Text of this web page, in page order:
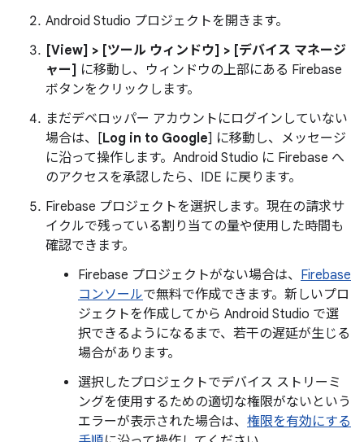
Android Studio プロジェクトを開きます。
[View] > [ツール ウィンドウ] > [デバイス マネージ
ャー] に移動し、ウィンドウの上部にある Firebase
ボタンをクリックします。
まだデベロッパー アカウントにログインしていない
場合は、[Log in to Google] に移動し、メッセージ
に沿って操作します。Android Studio に Firebase へ
のアクセスを承認したら、IDE に戻ります。
Firebase プロジェクトを選択します。現在の請求サ
イクルで残っている割り当ての量や使用した時間も
確認できます。
Firebase プロジェクトがない場合は、 Firebase
コンソールで無料で作成できます。新しいプロ
ジェクトを作成してから Android Studio で選
択できるようになるまで、若干の遅延が生じる
場合があります。
選択したプロジェクトでデバイス ストリーミ
ングを使用するための適切な権限がないという
エラーが表示された場合は、 権限を有効にする